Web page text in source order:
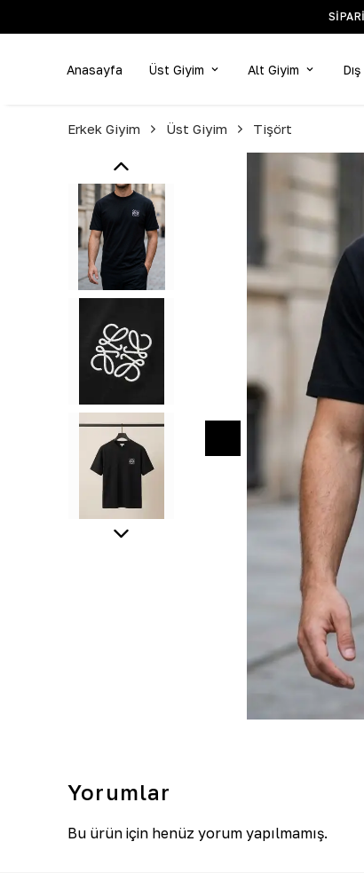
Anasayfa Üst Giyim Alt Giyim
Erkek Giyim Üst Giyim Tişört
Yorumlar
Bu ürün için henüz yorum yapılmamış.